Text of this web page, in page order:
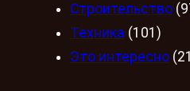
Строительство
Техника (101)
Это интересно